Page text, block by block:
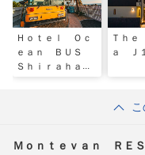
Ｈｏｔｅｌ Ｏｃ
ｅａｎ ＢＵＳ
Ｓｈｉｒａｈａｍ
Ｔｈｅ
ａ Ｊ
Ｍｏｎｔｅｖａｎ ＲＥ